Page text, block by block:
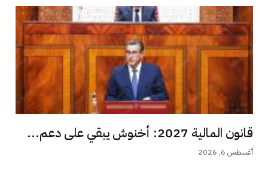
قانون المالية 2027: أخنوش يبقي على دعم...
أغسطس 6, 2026